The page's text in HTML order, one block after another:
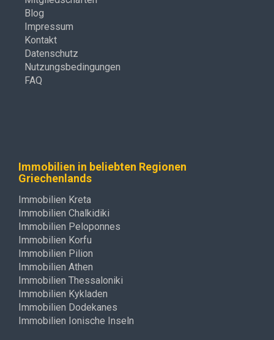
Blog
Impressum
Kontakt
Datenschutz
Nutzungsbedingungen
FAQ
Immobilien in beliebten Regionen
Griechenlands
Immobilien Kreta
Immobilien Chalkidiki
Immobilien Peloponnes
Immobilien Korfu
Immobilien Pilion
Immobilien Athen
Immobilien Thessaloniki
Immobilien Kykladen
Immobilien Dodekanes
Immobilien Ionische Inseln